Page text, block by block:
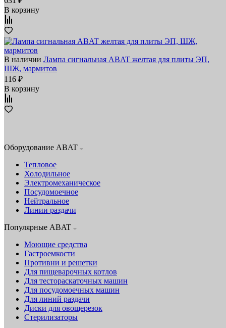
В корзину
В наличии Лампа сигнальная ABAT желтая для плиты ЭП,
ШЖ, мармитов
116 ₽
В корзину
Оборудование ABAT
Тепловое
Холодильное
Электромеханическое
Посудомоечное
Нейтральное
Линии раздачи
Популярные ABAT
Моющие средства
Гастроемкости
Противни и решетки
Для пищеварочных котлов
Для тестораскаточных машин
Для посудомоечных машин
Для линий раздачи
Диски для овощерезок
Стерилизаторы